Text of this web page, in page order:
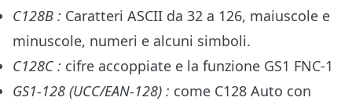
C128B : Caratteri ASCII da 32 a 126, maiuscole e
minuscole, numeri e alcuni simboli.
C128C : cifre accoppiate e la funzione GS1 FNC-1
GS1-128 (UCC/EAN-128) : come C128 Auto con